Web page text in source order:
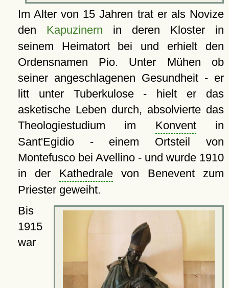
Im Alter von 15 Jahren trat er als Novize
den Kapuzinern in deren Klosterin
seinem Heimatort bei und erhielt den
Ordensnamen Pio. Unter Mühen ob
seiner angeschlagenen Gesundheit - er
litt unter Tuberkulose - hielt er das
asketische Leben durch, absolvierte das
Theologiestudium im Konventin
Sant'Egidio - einem Ortsteil von
Montefusco bei Avellino - und wurde 1910
in der Kathedralevon Benevent zum
Priester geweiht.
Bis
1915
war